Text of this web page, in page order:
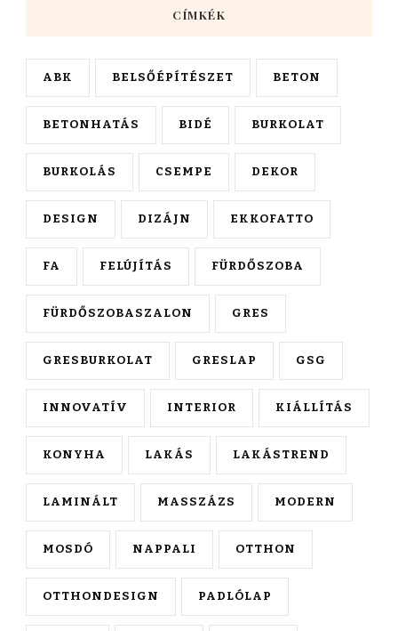
CÍMKÉK
ABK BELSŐÉPÍTÉSZET BETON
BETONHATÁS BIDÉ BURKOLAT
BURKOLÁS CSEMPE DEKOR
DESIGN DIZÁJN EKKOFATTO
FA FELÚJÍTÁS FÜRDŐSZOBA
FÜRDŐSZOBASZALON GRES
GRESBURKOLAT GRESLAP GSG
INNOVATÍV INTERIOR KIÁLLÍTÁS
KONYHA LAKÁS LAKÁSTREND
LAMINÁLT MASSZÁZS MODERN
MOSDÓ NAPPALI OTTHON
OTTHONDESIGN PADLÓLAP